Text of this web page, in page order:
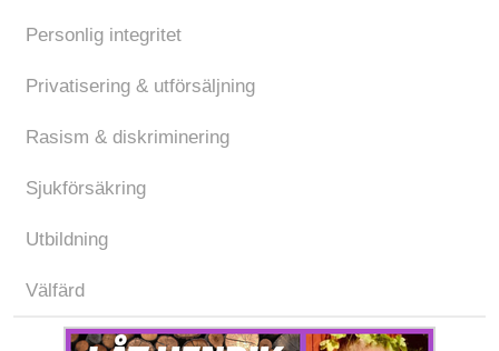
Personlig integritet
Privatisering & utförsäljning
Rasism & diskriminering
Sjukförsäkring
Utbildning
Välfärd